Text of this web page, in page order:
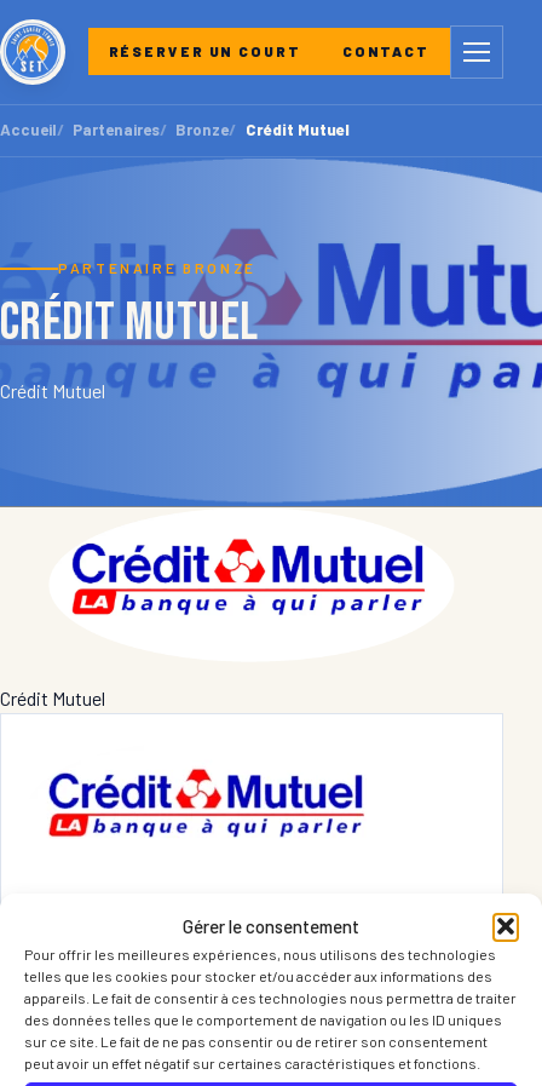
Gérer le consentement
Pour offrir les meilleures expériences, nous utilisons des technologies
telles que les cookies pour stocker et/ou accéder aux informations des
appareils. Le fait de consentir à ces technologies nous permettra de traiter
des données telles que le comportement de navigation ou les ID uniques
sur ce site. Le fait de ne pas consentir ou de retirer son consentement
peut avoir un effet négatif sur certaines caractéristiques et fonctions.
RÉSERVER UN COURT CONTACT Menu
Accueil Partenaires Bronze Crédit Mutuel
PARTENAIRE BRONZE
Crédit Mutuel
Crédit Mutuel
Crédit Mutuel
Localisation
5 Rue de la Contamine, 38120 Saint-Egrève